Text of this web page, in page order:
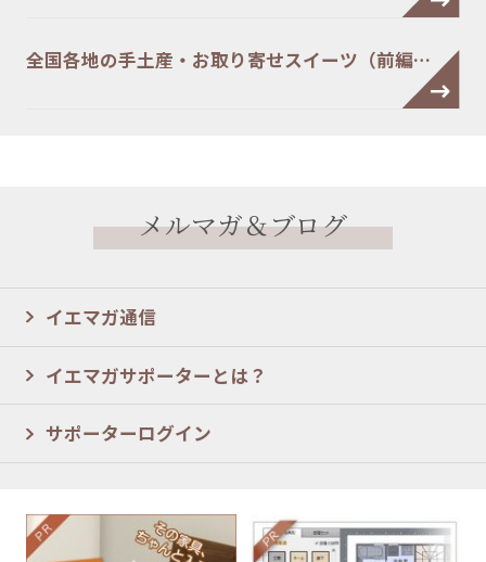
全国各地の手土産・お取り寄せスイーツ（前編…
メルマガ＆ブログ
イエマガ通信
イエマガサポーターとは？
サポーターログイン